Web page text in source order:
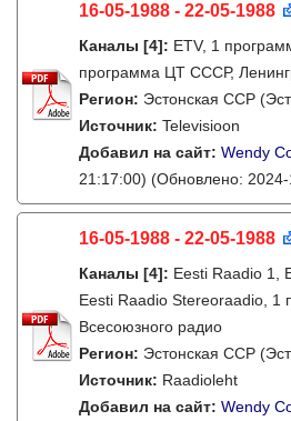
16-05-1988 - 22-05-1988
Каналы [4]: ETV, 1
программа ЦТ СССР,
Регион: Эстонская ССР
Источник: Televisioon
Добавил на сайт: Wendy
21:17:00) (Обновлено:
16-05-1988 - 22-05-1988
Каналы [4]: Eesti Raadio 1,
Eesti Raadio Stereoraadio, 1
Всесоюзного радио
Регион: Эстонская ССР
Источник: Raadioleht
Добавил на сайт: Wendy